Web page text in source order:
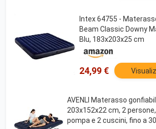
Intex 64755 -
Beam Classic Downy
Blu, 183x203x25 cm
24,99 €
AVENLI Materasso
203x152x22 cm, 2
pompa e 2 cuscini, fino a